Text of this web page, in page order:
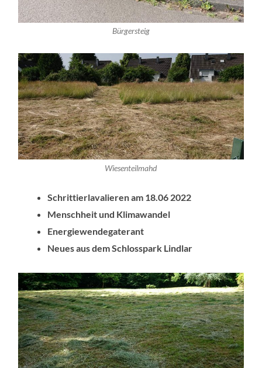
Bürgersteig
Wiesenteilmahd
Schrittierlavalieren am 18.06 2022
Menschheit und Klimawandel
Energiewendegaterant
Neues aus dem Schlosspark Lindlar